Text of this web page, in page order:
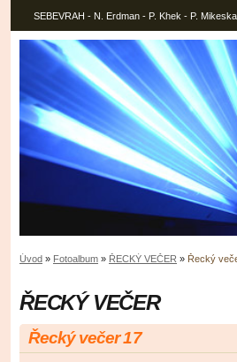
SEBEVRAH - N. Erdman - P. Khek - P. Mikeska
Úvod » Fotoalbum » ŘECKÝ VEČER » Řecký
ŘECKÝ VEČER
Řecký večer 17